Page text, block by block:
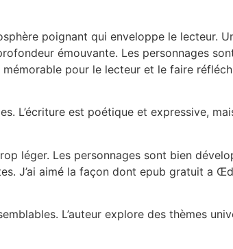
poignant qui enveloppe le lecteur.
émouvante. Les personnages
pour le lecteur et le faire
L’écriture est poétique et expressive,
léger. Les personnages sont bien
J’ai aimé la façon dont epub gratuit a
L’auteur explore des thèmes